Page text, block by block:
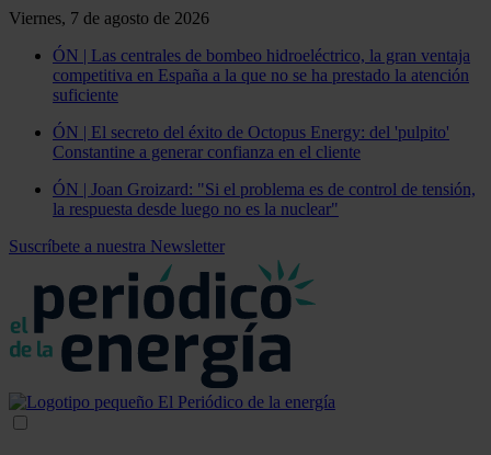
Viernes, 7 de agosto de 2026
ÓN | Las centrales de bombeo hidroeléctrico, la gran ventaja
competitiva en España a la que no se ha prestado la atención
suficiente
ÓN | El secreto del éxito de Octopus Energy: del 'pulpito'
Constantine a generar confianza en el cliente
ÓN | Joan Groizard: "Si el problema es de control de tensión,
la respuesta desde luego no es la nuclear"
Suscríbete a nuestra Newsletter